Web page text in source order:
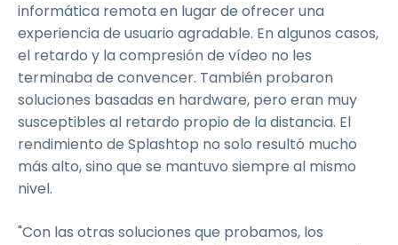
informática remota en lugar de ofrecer una
experiencia de usuario agradable. En algunos casos,
el retardo y la compresión de vídeo no les
terminaba de convencer. También probaron
soluciones basadas en hardware, pero eran muy
susceptibles al retardo propio de la distancia. El
rendimiento de Splashtop no solo resultó mucho
más alto, sino que se mantuvo siempre al mismo
nivel.
"Con las otras soluciones que probamos, los